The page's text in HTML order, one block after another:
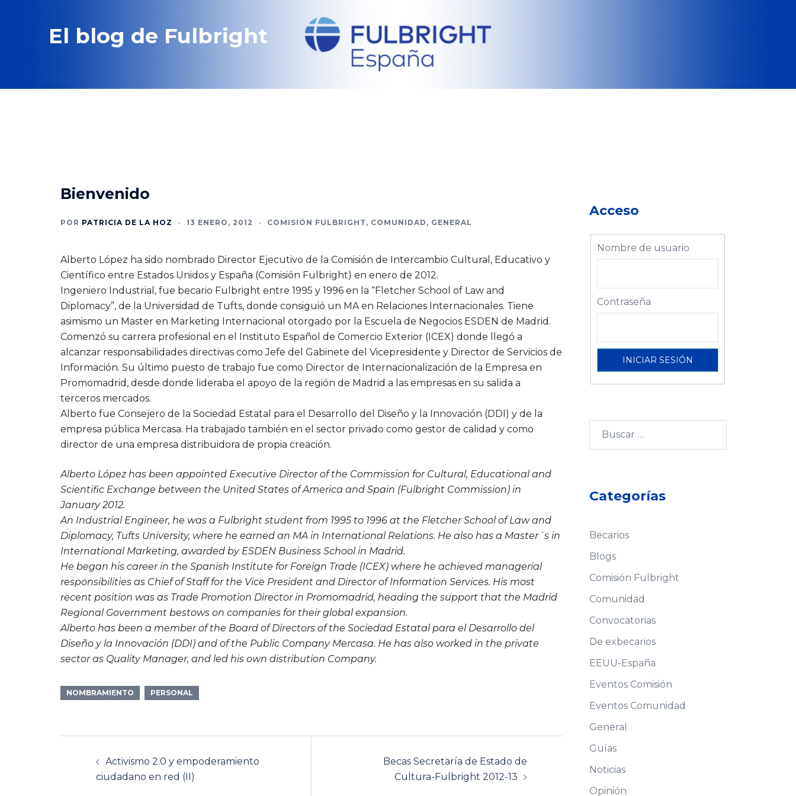
El blog de Fulbright
Bienvenido
POR PATRICIA DE LA HOZ 13 ENERO, 2012 COMISIÓN FULBRIGHT , COMUNIDAD , GENERAL
Alberto López ha sido nombrado Director Ejecutivo de la Comisión de Intercambio Cultural, Educativo y
Científico entre Estados Unidos y España (Comisión Fulbright) en enero de 2012.
Ingeniero Industrial, fue becario Fulbright entre 1995 y 1996 en la “Fletcher School of Law and
Diplomacy”, de la Universidad de Tufts, donde consiguió un MA en Relaciones Internacionales. Tiene
asimismo un Master en Marketing Internacional otorgado por la Escuela de Negocios ESDEN de Madrid.
Comenzó su carrera profesional en el Instituto Español de Comercio Exterior (ICEX) donde llegó a
alcanzar responsabilidades directivas como Jefe del Gabinete del Vicepresidente y Director de Servicios de
Información. Su último puesto de trabajo fue como Director de Internacionalización de la Empresa en
Promomadrid, desde donde lideraba el apoyo de la región de Madrid a las empresas en su salida a
terceros mercados.
Alberto fue Consejero de la Sociedad Estatal para el Desarrollo del Diseño y la Innovación (DDI) y de la
empresa pública Mercasa. Ha trabajado también en el sector privado como gestor de calidad y como
director de una empresa distribuidora de propia creación.
Alberto López has been appointed Executive Director of the Commission for Cultural, Educational and
Scientific Exchange between the United States of America and Spain (Fulbright Commission) in
January 2012.
An Industrial Engineer, he was a Fulbright student from 1995 to 1996 at the Fletcher School of Law and
Diplomacy, Tufts University, where he earned an MA in International Relations. He also has a Master´s in
International Marketing, awarded by ESDEN Business School in Madrid.
He began his career in the Spanish Institute for Foreign Trade (ICEX) where he achieved managerial
responsibilities as Chief of Staff for the Vice President and Director of Information Services. His most
recent position was as Trade Promotion Director in Promomadrid, heading the support that the Madrid
Regional Government bestows on companies for their global expansion.
Alberto has been a member of the Board of Directors of the Sociedad Estatal para el Desarrollo del
Diseño y la Innovación (DDI) and of the Public Company Mercasa. He has also worked in the private
sector as Quality Manager, and led his own distribution Company.
NOMBRAMIENTO PERSONAL
Activismo 2.0 y empoderamiento
ciudadano en red (II)
Becas Secretaría de Estado de
Cultura-Fulbright 2012-13
Acceso
Nombre de usuario
Contraseña
Categorías
Becarios
Blogs
Comisión Fulbright
Comunidad
Convocatorias
De exbecarios
EEUU-España
Eventos Comisión
Eventos Comunidad
General
Guías
Noticias
Opinión